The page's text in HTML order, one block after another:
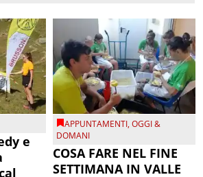
e
APPUNTAMENTI,OGGI &
DOMANI
COSA FARE NEL FINE
SETTIMANA IN VALLE